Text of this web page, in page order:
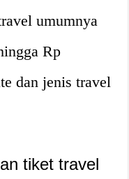
umumnya
Rp
dan jenis travel
tiket travel